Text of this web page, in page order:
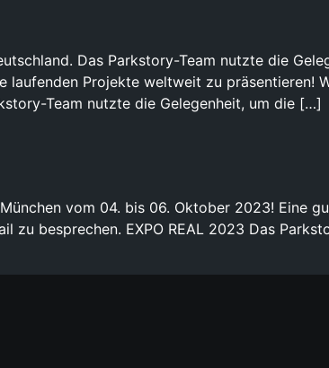
Das Parkstory-Team nutzte die
Projekte weltweit zu präsentieren!
Team nutzte die Gelegenheit, um die […]
vom 04. bis 06. Oktober 2023! Eine
besprechen. EXPO REAL 2023 Das